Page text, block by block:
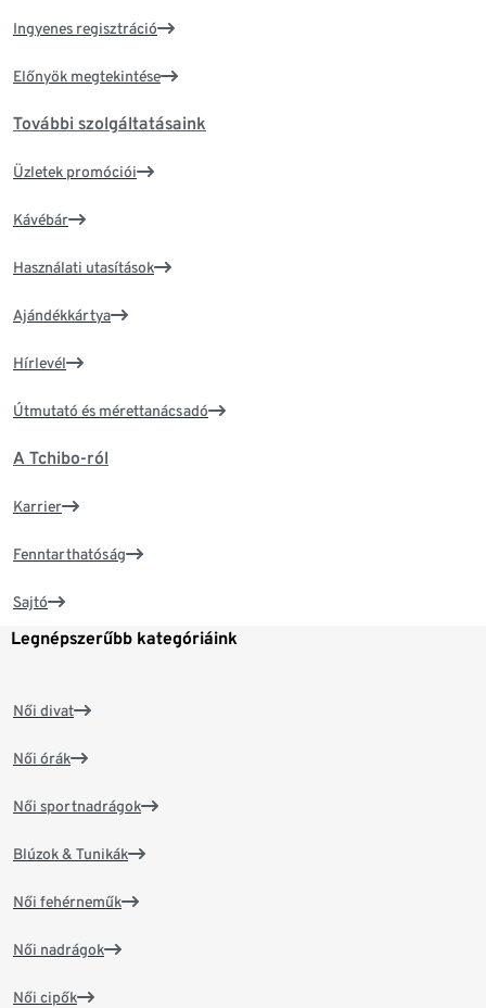
Ingyenes regisztráció
Előnyök megtekintése
További szolgáltatásaink
Üzletek promóciói
Kávébár
Használati utasítások
Ajándékkártya
Hírlevél
Útmutató és mérettanácsadó
A Tchibo-ról
Karrier
Fenntarthatóság
Sajtó
Legnépszerűbb kategóriáink
Női divat
Női órák
Női sportnadrágok
Blúzok & Tunikák
Női fehérneműk
Női nadrágok
Női cipők